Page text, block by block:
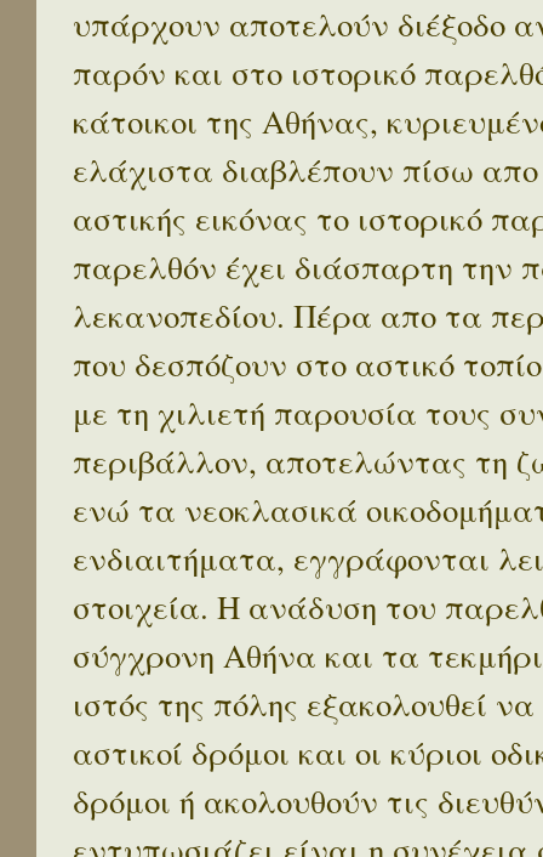
υπάρχουν αποτελούν διέξοδο
παρόν και στο ιστορικό
κάτοικοι της Αθήνας,
ελάχιστα διαβλέπουν πίσω
αστικής εικόνας το ιστορικό
παρελθόν έχει διάσπαρτη την
λεκανοπεδίου. Πέρα απο τα
που δεσπόζουν στο αστικό
με τη χιλιετή παρουσία τους
περιβάλλον, αποτελώντας τη
ενώ τα νεοκλασικά
ενδιαιτήματα, εγγράφονται
στοιχεία. Η ανάδυση του
σύγχρονη Αθήνα και τα
ιστός της πόλης εξακολουθεί
αστικοί δρόμοι και οι κύριοι
δρόμοι ή ακολουθούν τις